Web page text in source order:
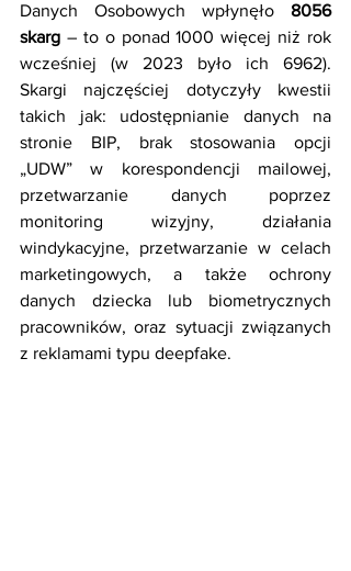
Danych Osobowych wpłynęło 8056
skarg – to o ponad 1000 więcej niż rok
wcześniej (w 2023 było ich 6962).
Skargi najczęściej dotyczyły kwestii
takich jak: udostępnianie danych na
stronie BIP, brak stosowania opcji
„UDW” w korespondencji mailowej,
przetwarzanie danych poprzez
monitoring wizyjny, działania
windykacyjne, przetwarzanie w celach
marketingowych, a także ochrony
danych dziecka lub biometrycznych
pracowników, oraz sytuacji związanych
z reklamami typu deepfake.